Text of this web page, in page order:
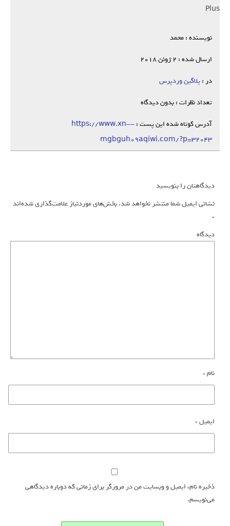
نویسنده : محمد
ارسال شده : 2 ژوئن 2018
در :پلاگین وردپرس
تعداد نظرات : بدون دیدگاه
آدرس کوتاه شده این پست :https://www.xn--
mgbguh09aqiwi.com/?p=32043
دیدگاهتان را بنویسید
نشانی ایمیل شما منتشر نخواهد شد.بخش‌های موردنیاز علامت‌گذاری شده‌اند
*
دیدگاه
نام*
ایمیل*
ذخیره نام، ایمیل و وبسایت من در مرورگر برای زمانی که دوباره دیدگاهی
می‌نویسم.